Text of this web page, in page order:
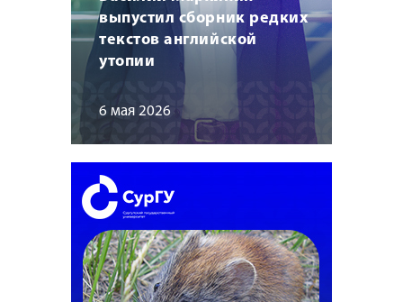
выпустил сборник редких
текстов английской
утопии
6 мая 2026